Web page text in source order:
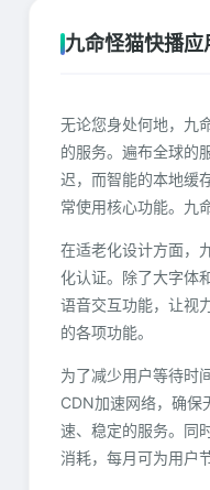
九命怪猫快播应
无论您身处何地，九
的服务。遍布全球的
迟，而智能的本地缓
常使用核心功能。九
在适老化设计方面，
化认证。除了大字体
语音交互功能，让视
的各项功能。
为了减少用户等待时
CDN加速网络，确保
速、稳定的服务。同
消耗，每月可为用户